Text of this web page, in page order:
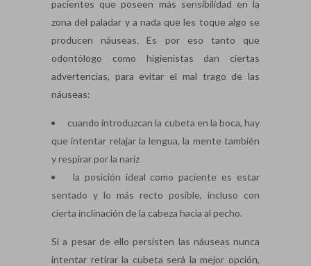
pacientes que poseen más sensibilidad en la
zona del paladar y a nada que les toque algo se
producen náuseas. Es por eso tanto que
odontólogo como higienistas dan ciertas
advertencias, para evitar el mal trago de las
náuseas:
cuando introduzcan la cubeta en la boca, hay
que intentar relajar la lengua, la mente también
y respirar por la nariz
la posición ideal como paciente es estar
sentado y lo más recto posible, incluso con
cierta inclinación de la cabeza hacia al pecho.
Si a pesar de ello persisten las náuseas nunca
intentar retirar la cubeta será la mejor opción,